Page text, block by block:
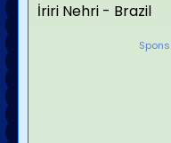
İriri Nehri - Brazil